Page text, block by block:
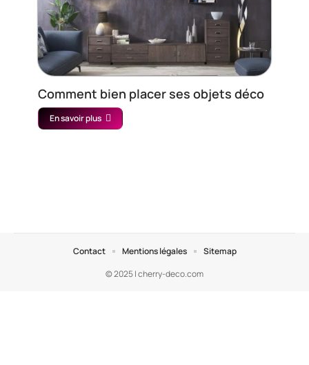
Comment bien placer ses objets déco
En savoir plus
© 2025 | cherry-deco.com
Contact Mentions légales Sitemap